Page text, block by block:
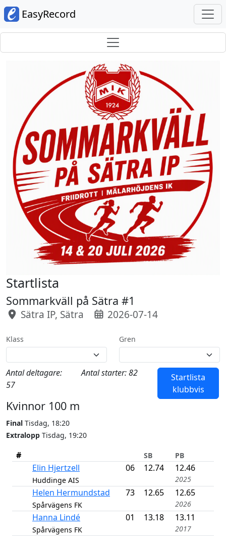
EasyRecord
Startlista
Sommarkväll på Sätra #1
Sätra IP, Sätra 2026-07-14
Klass Gren
Antal deltagare:
57
Antal starter: 82
Startlista
klubbvis
Kvinnor 100 m
Final Tisdag, 18:20
Extralopp Tisdag, 19:20
# SB PB
Elin Hjertzell
Huddinge AIS
06 12.74 12.46
2025
Helen Hermundstad
Spårvägens FK
73 12.65 12.65
2026
Hanna Lindé
Spårvägens FK
01 13.18 13.11
2017